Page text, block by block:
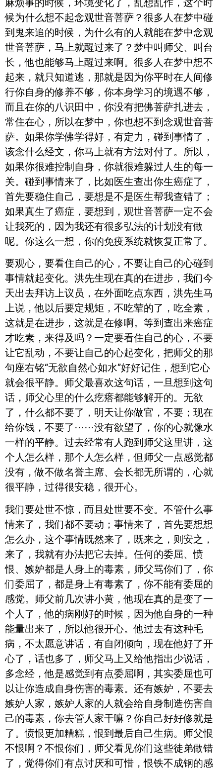
麻烦事的时候，环境变化了，乱想乱作，这个时
候为什么想不起念观世音菩萨？很多人在梦中碰
到鬼来追的时候，为什么有的人就能在梦中念观
世音菩萨，马上就醒过来了？梦中叫师父、叫台
长，他也能够马上醒过来啊。很多人在梦中想不
起来，就只知道逃，那就是因为你平时在人间修
行你自身的修养不够，你本身学习的境遇不够，
而且在你的八识田中，你没有把佛菩萨扎进去，
常住在心，所以在梦中，你也想不到念观世音菩
萨。如果你学佛学得好，有定力，碰到事情了，
该念什么经文，你马上就有方法对付了。所以，
如果你很难控制自身，你就很难躲过人生的每一
关。碰到事情来了，比如医生查出你生癌症了，
首先要稳住自己，要想是不是医生帮我查错了；
如果真生了癌症，要想到，观世音菩萨一定不会
让我死的，因为我还有很多弘法的计划没有做
呢。你这么一想，你的免疫系统就恢复正常了。
要观心，要看住自己的心，不要让自己的心碰到
事情就起变化。洪先生现在真的在进步，我们今
天出去拜访上议员，在外面吃点东西，洪先生马
上说，他以后要定规矩，不吃荤的了，吃全素，
这就是在进步，这就是在修啊。等到查出来癌症
才吃素，来得及吗？一定要看住自己的心，不要
让它乱动，不要让自己的心起变化，把师父的那
句座右铭“无欲自然心如水”好好记住，想到它心
就会很平静。师父最喜欢这句话，一旦想到这句
话，师父心里的什么疙瘩都能够解开的。无欲
了，什么都不要了，明天让你做官，不要；现在
给你钱，不要了⋯⋯没有欲望了，你的心就像水
一样的平静。过去经常有人跑到师父这里讲，这
个人怎么样，那个人怎么样，但师父一点感觉都
没有，做不做名誉主席、会长都无所谓的，心就
很平静，过得很安稳，很开心。
我们要处世不惊，而且处世要不变。不管什么事
情来了，我们都不要动；事情来了，首先要想想
怎么办，这个事情既然来了，既来之，则安之，
来了，我就有办法把它去掉。任何的委屈、愤
恨、嫉妒都是人身上的毒素，师父骂你们了，你
们委屈了，都是身上有毒素了，你不能有委屈的
感觉。师父前几次讲小黄，他现在真的是变了一
个人了，他的病刚好的时候，因为他自身的一种
能量出来了，所以他很开心。他过去有这种毛
病，不太愿意讲话，有自闭倾向，现在他好了开
心了，话也多了，师父马上又给他指出少说话，
多念经，他是感觉到有点委屈啊，其实委屈也可
以让你造成自身伤害的毒素。还有嫉妒，不要去
嫉妒人家，嫉妒人家的人就会给自身制造伤害自
己的毒素，你去管人家干嘛？你自己好好修就是
了。愤恨更加糟糕，恨到最后自己生病。师父恨
不恨啊？不恨你们，师父看见你们这些徒弟做错
了，觉得你们有点讨厌和可惜，恨铁不成钢的感